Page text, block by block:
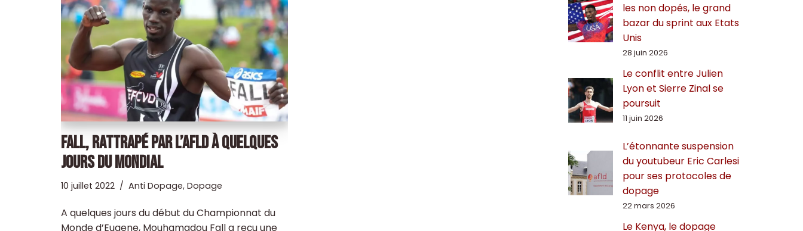
FALL, RATTRAPÉ PAR L’AFLD À QUELQUES
JOURS DU MONDIAL
10 juillet 2022 Anti Dopage, Dopage
A quelques jours du début du Championnat du
Monde d’Eugene, Mouhamadou Fall a reçu une
les non dopés, le grand
bazar du sprint aux Etats
Unis
28 juin 2026
Le conflit entre Julien
Lyon et Sierre Zinal se
poursuit
11 juin 2026
L’étonnante suspension
du youtubeur Eric Carlesi
pour ses protocoles de
dopage
22 mars 2026
Le Kenya, le dopage